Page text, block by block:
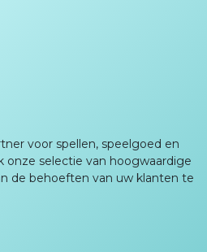
voor spellen, speelgoed en
onze selectie van hoogwaardige
de behoeften van uw klanten te